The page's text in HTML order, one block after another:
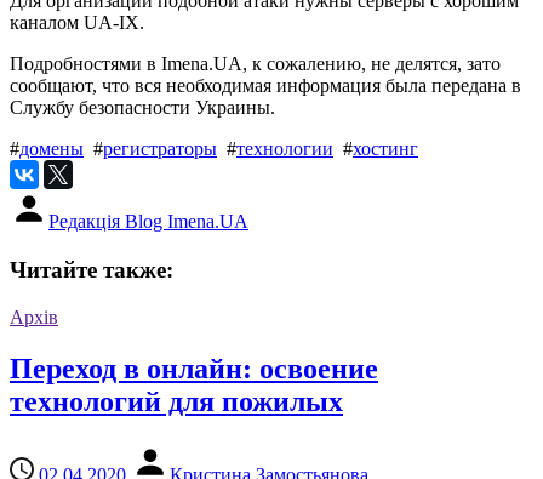
каналом UA-IX.
Подробностями в Imena.UA, к сожалению, не делятся, зато
сообщают, что вся необходимая информация была передана в
Службу безопасности Украины.
#домены #регистраторы #технологии #хостинг
Редакція Blog Imena.UA
Читайте также:
Архів
Переход в онлайн: освоение
технологий для пожилых
02.04.2020
Кристина Замостьянова